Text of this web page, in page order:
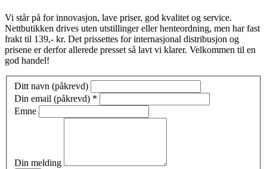
Vi står på for innovasjon, lave priser, god kvalitet og service.
Nettbutikken drives uten utstillinger eller henteordning, men har fast
frakt til 139,- kr. Det prissettes for internasjonal distribusjon og
prisene er derfor allerede presset så lavt vi klarer. Velkommen til en
god handel!
Ditt navn (påkrevd)
Din email (påkrevd) *
Emne
Din melding